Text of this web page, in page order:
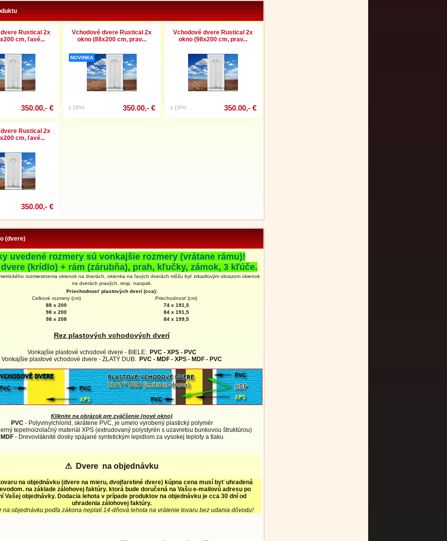
Rustical 2x
cm, ľavé...
350.00,- €
Vchodové dvere Rustical 2x
okno (88x200 cm, prav...
NOVINKA
s DPH 350.00,- €
Vchodové dvere Rustical 2x
okno (98x200 cm, prav...
s DPH 350.00,- €
Rustical 2x
cm, ľavé...
350.00,- €
(dvere)
uvedené rozmery sú vonkajšie rozmery (vrátane rámu)!
(krídlo) + rám (zárubňa), prah, kľučky, zámok, 3 kľúče.
rozmiestnenia okienok na dverách, okienka na ľavých dverách môžu byť zrkadlovým obrazom okienok
na dverách pravých, resp. naopak.
Priechodnosť plastových dverí (cca):
Celkové rozmery (cm)
Priechodnosť (cm)
88 x 200
74 x 191,5
98 x 200
84 x 191,5
98 x 208
84 x 199,5
Rez plastových vchodových dverí
Vonkajšie plastové vchodové dvere - BIELE: PVC - XPS - PVC
Vonkajšie plastové vchodové dvere - ZLATÝ DUB: PVC - MDF - XPS - MDF - PVC
Kliknite na obrázok pre zväčšenie (nové okno)
PVC- Polyvinylchlorid, skrátene PVC, je umelo vyrobený plastický polymér
tepelnoizolačný materiál XPS (extrudovaný polystyrén s uzavretou bunkovou štruktúrou)
MDF- Drevovláknité dosky spájané syntetickým lepidlom za vysokej teploty a tlaku
⚠ Dvere na objednávku
na objednávku (dvere na mieru, dvojfarebné dvere) kúpna cena musí byť uhradená
na základe zálohovej faktúry. ktorá bude doručená na Vašu e-mailovú adresu po
Vašej objednávky. Dodacia lehota v prípade produktov na objednávku je cca 30 dní od
uhradenia zálohovej faktúry.
na objednávku podľa zákona neplatí 14-dňová lehota na vrátenie tovaru bez udania dôvodu!